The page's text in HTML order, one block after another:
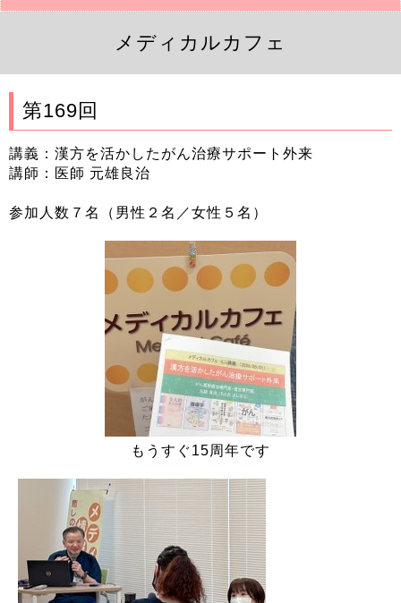
メディカルカフェ
第169回
講義：漢方を活かしたがん治療サポート外来
講師：医師 元雄良治
参加人数７名（男性２名／女性５名）
もうすぐ15周年です